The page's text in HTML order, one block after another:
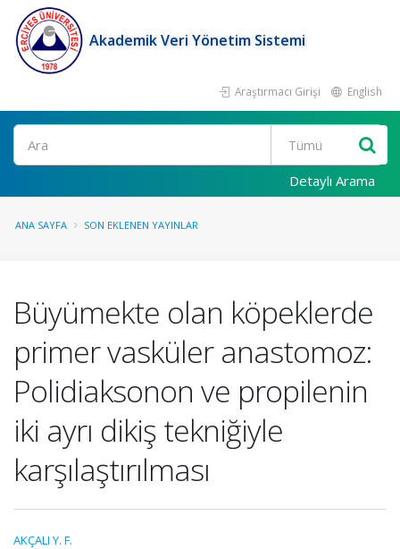
Akademik Veri Yönetim Sistemi
Araştırmacı Girişi English
Ara
Detaylı Arama
ANA SAYFA SON EKLENEN YAYINLAR
Büyümekte olan köpeklerde
primer vasküler anastomoz:
Polidiaksonon ve propilenin
iki ayrı dikiş tekniğiyle
karşılaştırılması
AKÇALI Y. F.